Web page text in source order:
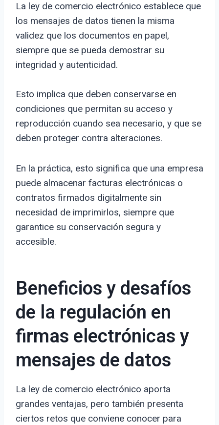
La ley de comercio electrónico establece que
los mensajes de datos tienen la misma
validez que los documentos en papel,
siempre que se pueda demostrar su
integridad y autenticidad.
Esto implica que deben conservarse en
condiciones que permitan su acceso y
reproducción cuando sea necesario, y que se
deben proteger contra alteraciones.
En la práctica, esto significa que una empresa
puede almacenar facturas electrónicas o
contratos firmados digitalmente sin
necesidad de imprimirlos, siempre que
garantice su conservación segura y
accesible.
Beneficios y desafíos
de la regulación en
firmas electrónicas y
mensajes de datos
La ley de comercio electrónico aporta
grandes ventajas, pero también presenta
ciertos retos que conviene conocer para